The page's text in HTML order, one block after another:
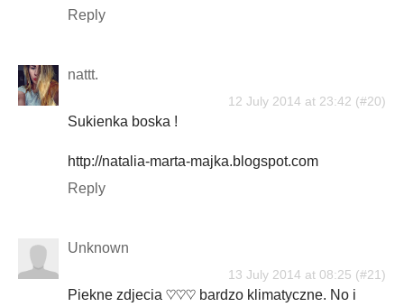
Reply
nattt.
12 July 2014 at 23:42
Sukienka boska !
http://natalia-marta-majka.blogspot.com
Reply
Unknown
13 July 2014 at 08:25
Piekne zdjecia ♡♡♡ bardzo klimatyczne. No i